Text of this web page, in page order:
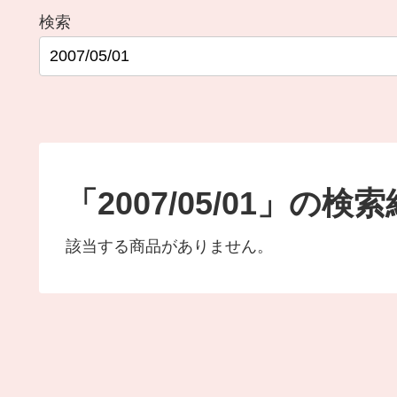
検索
「2007/05/01」の検索
該当する商品がありません。